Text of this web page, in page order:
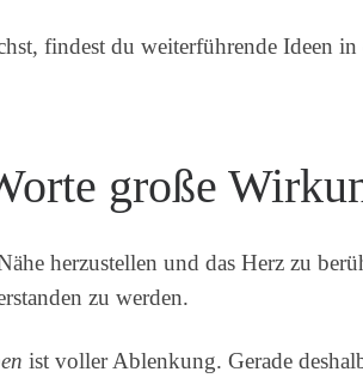
findest du weiterführende Ideen
große
herzustellen und das Herz zu
zu werden.
ist voller Ablenkung. Gerade